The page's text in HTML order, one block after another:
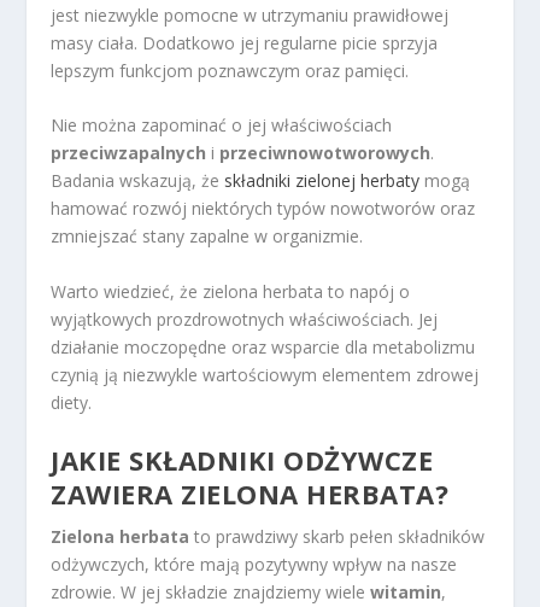
jest niezwykle pomocne w utrzymaniu prawidłowej
masy ciała. Dodatkowo jej regularne picie sprzyja
lepszym funkcjom poznawczym oraz pamięci.
Nie można zapominać o jej właściwościach
przeciwzapalnych i przeciwnowotworowych.
Badania wskazują, że składniki zielonej herbaty mogą
hamować rozwój niektórych typów nowotworów oraz
zmniejszać stany zapalne w organizmie.
Warto wiedzieć, że zielona herbata to napój o
wyjątkowych prozdrowotnych właściwościach. Jej
działanie moczopędne oraz wsparcie dla metabolizmu
czynią ją niezwykle wartościowym elementem zdrowej
diety.
JAKIE SKŁADNIKI ODŻYWCZE
ZAWIERA ZIELONA HERBATA?
Zielona herbata to prawdziwy skarb pełen składników
odżywczych, które mają pozytywny wpływ na nasze
zdrowie. W jej składzie znajdziemy wielewitamin,